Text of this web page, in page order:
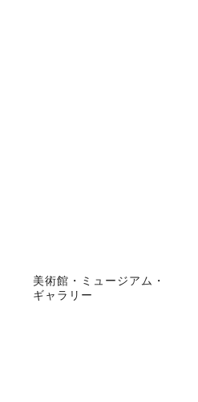
美術館・ミュージアム・
ギャラリー